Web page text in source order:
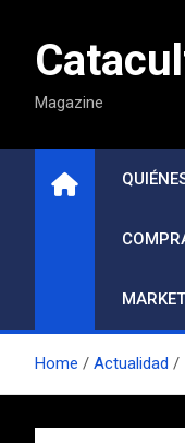
contenido
Magazine
Home Actualidad